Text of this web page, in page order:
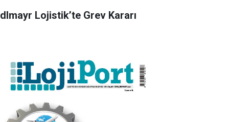
Lojistik’te Grev Kararı